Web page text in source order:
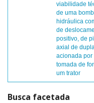
viabilidade
de uma
hidráulica
de
positivo, de
axial de
acionada por
tomada de
um trator
Busca facetada